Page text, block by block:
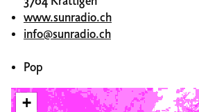
www.sunradio.ch
info@sunradio.ch
Pop
+